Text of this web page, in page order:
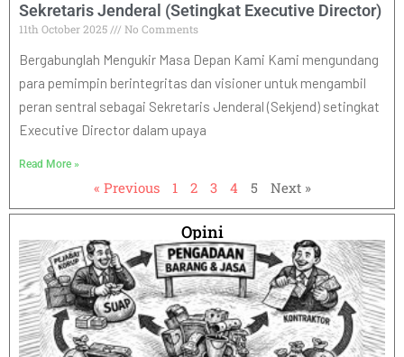
Sekretaris Jenderal (Setingkat Executive Director)
11th October 2025 No Comments
Bergabunglah Mengukir Masa Depan Kami Kami mengundang
para pemimpin berintegritas dan visioner untuk mengambil
peran sentral sebagai Sekretaris Jenderal (Sekjend) setingkat
Executive Director dalam upaya
Read More »
« Previous 1 2 3 4 5 Next »
Opini